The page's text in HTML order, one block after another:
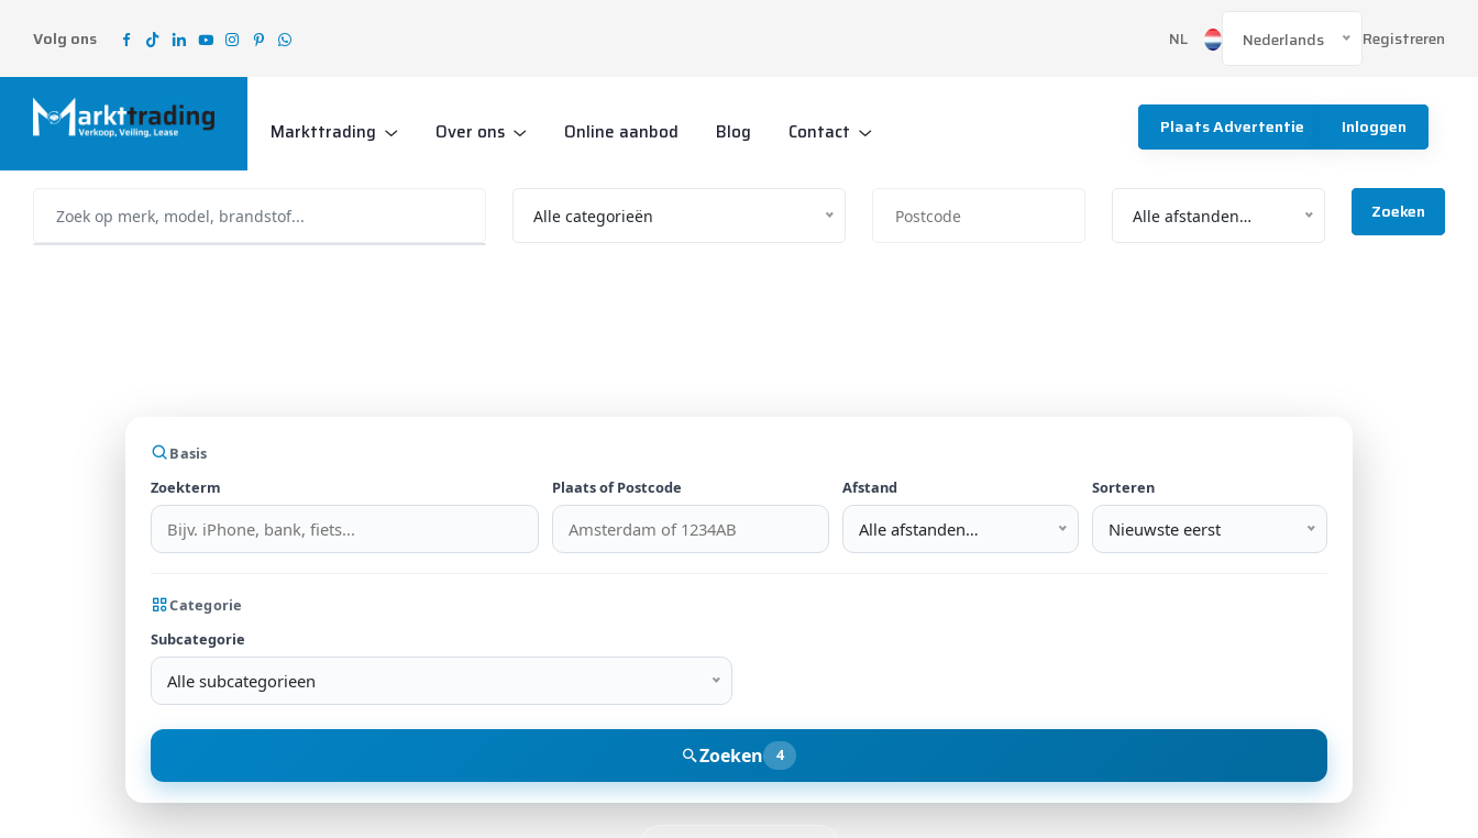
Volg ons NL Nederlands Registreren
Markttrading Over ons Online aanbod Blog Contact Plaats Advertentie Inloggen
Alle categorieën Alle afstanden… Zoeken
Basis
Zoekterm
Plaats of Postcode Afstand
Alle afstanden…
Sorteren
Nieuwste eerst
Categorie
Subcategorie
Alle subcategorieen
Zoeken 4